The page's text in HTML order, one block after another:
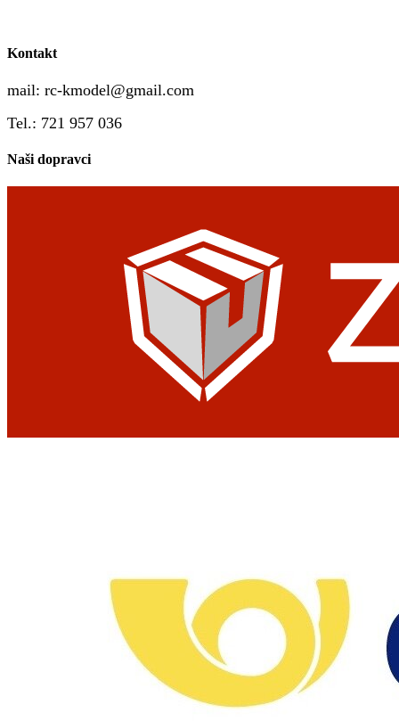
Kontakt
mail: rc-kmodel@gmail.com
Tel.: 721 957 036
Naši dopravci